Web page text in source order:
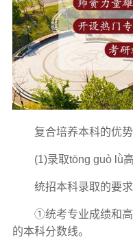
复合培养本科的优势
(1)录取tōng guò lǜ高
统招本科录取的要
①统考专业成绩和
的本科分数线。